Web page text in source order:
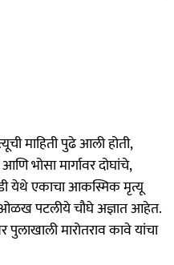
माहिती पुढे आली होती,
भोसा मार्गावर दोघांचे,
येथे एकाचा आकस्मिक मृत्यू
ओळख पटलीये चौघे अज्ञात आहेत.
पुलाखाली मारोतराव कावे यांचा